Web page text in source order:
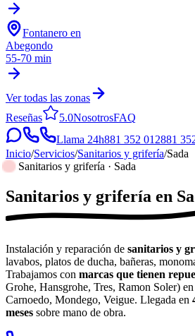
Fontanero en
Abegondo
55-70 min
Ver todas las zonas
Reseñas
5.0NosotrosFAQ
Llama 24h881 352 012881
Inicio/Servicios/Sanitarios y grifería/Sada
Sanitarios y grifería · Sada
Sanitarios y grifería en
Instalación y reparación de sanitarios y
lavabos, platos de ducha, bañeras,
Trabajamos con marcas que tienen
Grohe, Hansgrohe, Tres, Ramon Soler)
Carnoedo, Mondego, Veigue. Llegada en
meses sobre mano de obra.